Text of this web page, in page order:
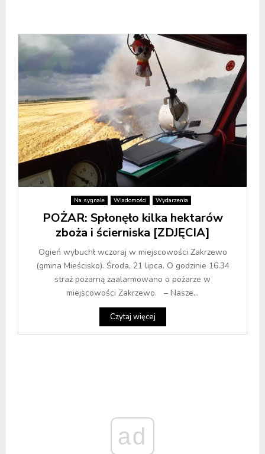
Na sygnale Wiadomości Wydarzenia
POŻAR: Spłonęło kilka hektarów
zboża i ścierniska [ZDJĘCIA]
Ogień wybuchł wczoraj w miejscowości Zakrzewo
(gmina Mieścisko). Środa, 21 lipca. O godzinie 16.34
straż pożarną zaalarmowano o pożarze w
miejscowości Zakrzewo. – Nasze...
Czytaj więcej
ad